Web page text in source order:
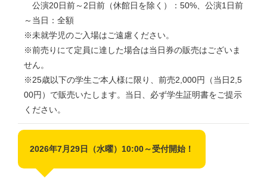
公演20日前～2日前（休館日を除く）：50%、公演1日前
～当日：全額
※未就学児のご入場はご遠慮ください。
※前売りにて定員に達した場合は当日券の販売はございま
せん。
※25歳以下の学生ご本人様に限り、前売2,000円（当日2,5
00円）で販売いたします。当日、必ず学生証明書をご提示
ください。
2026年7月29日（水曜）10:00～受付開始！